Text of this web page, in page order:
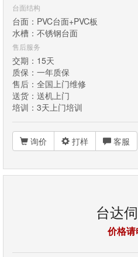
台面结构
台面：PVC台面+PVC板
水槽：不锈钢台面
售后服务
交期：15天
质保：一年质保
售后：全国上门维修
送货：送机上门
培训：3天上门培训
询价 打样 客服
台达
价格